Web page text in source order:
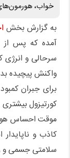
خواب،
به گزارش بخش
آمده که پس
سرحالی و
واکنش پیچیده
برای جبران
کورتیزول
موقت احساس
کاذب و
سلامتی جسمی و